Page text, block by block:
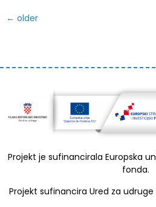
← older
Projekt je sufinancirala Europska
fonda.
Projekt sufinancira Ured za udruge